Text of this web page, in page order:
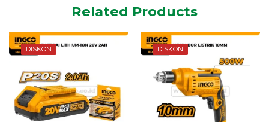
Related Products
DISKON DISKON